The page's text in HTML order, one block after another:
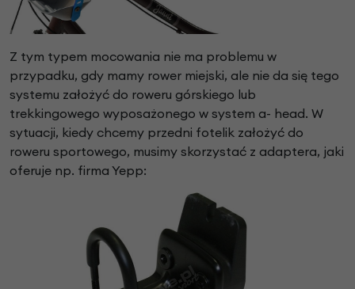
Z tym typem mocowania nie ma problemu w
przypadku, gdy mamy rower miejski, ale nie da się tego
systemu założyć do roweru górskiego lub
trekkingowego wyposażonego w system a- head. W
sytuacji, kiedy chcemy przedni fotelik założyć do
roweru sportowego, musimy skorzystać z adaptera, jaki
oferuje np. firma Yepp: